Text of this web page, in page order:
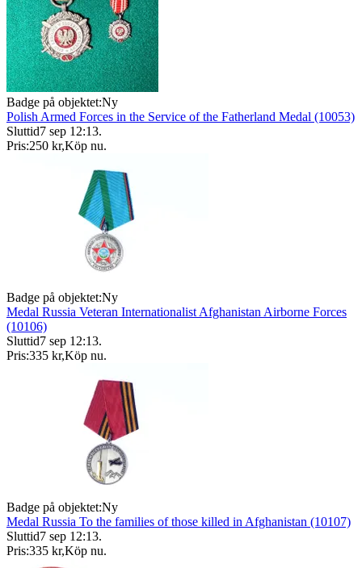
Badge på objektet:Ny
Polish Armed Forces in the Service of the Fatherland Medal (10053)
Sluttid7 sep 12:13.
Pris:250 kr,Köp nu.
Badge på objektet:Ny
Medal Russia Veteran Internationalist Afghanistan Airborne Forces
(10106)
Sluttid7 sep 12:13.
Pris:335 kr,Köp nu.
Badge på objektet:Ny
Medal Russia To the families of those killed in Afghanistan (10107)
Sluttid7 sep 12:13.
Pris:335 kr,Köp nu.